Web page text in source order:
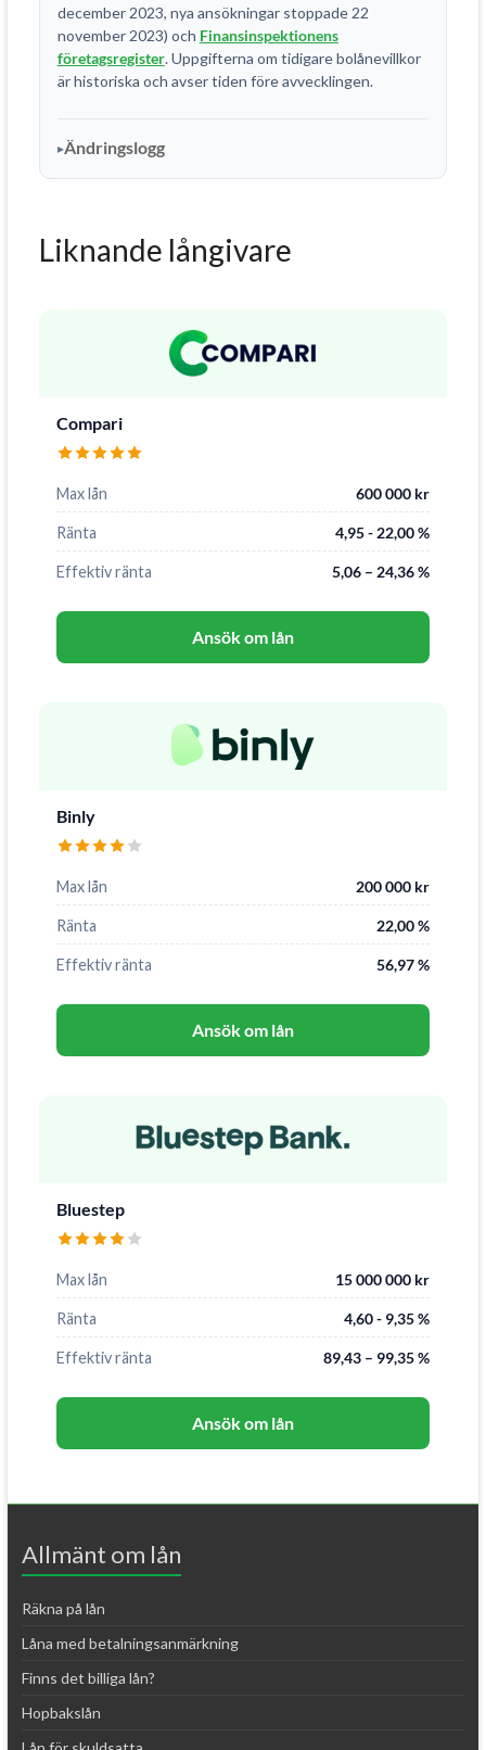
december 2023, nya ansökningar stoppade 22
november 2023) och Finansinspektionens
företagsregister. Uppgifterna om tidigare bolånevillkor
är historiska och avser tiden före avvecklingen.
Ändringslogg
Liknande långivare
Compari
Max lån 600 000 kr
Ränta 4,95 - 22,00 %
Effektiv ränta 5,06 – 24,36 %
Ansök om lån
Binly
Max lån 200 000 kr
Ränta 22,00 %
Effektiv ränta 56,97 %
Ansök om lån
Bluestep
Max lån 15 000 000 kr
Ränta 4,60 - 9,35 %
Effektiv ränta 89,43 – 99,35 %
Ansök om lån
Allmänt om lån
Räkna på lån
Låna med betalningsanmärkning
Finns det billiga lån?
Hopbakslån